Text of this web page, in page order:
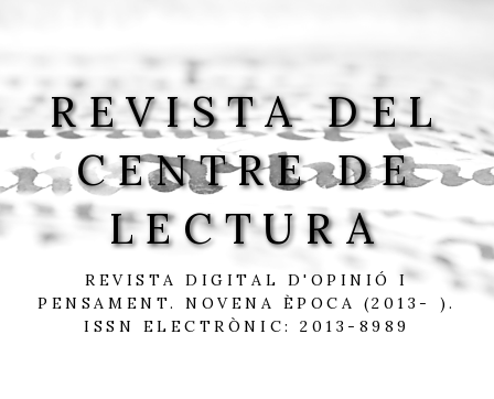
REVISTA DEL
CENTRE DE
LECTURA
REVISTA DIGITAL D'OPINIÓ I
PENSAMENT. NOVENA ÈPOCA (2013- ).
ISSN ELECTRÒNIC: 2013-8989